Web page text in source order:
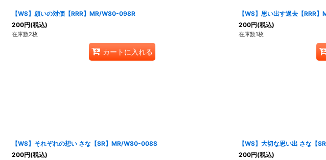
【WS】願いの対価【RRR】MR/W80-098R
200円(税込)
在庫数2枚
カートに入れる
【WS】思い出す過去【RRR
200円(税込)
在庫数1枚
【WS】それぞれの想い さな【SR】MR/W80-008S
200円(税込)
【WS】大切な思い出 さな【
200円(税込)